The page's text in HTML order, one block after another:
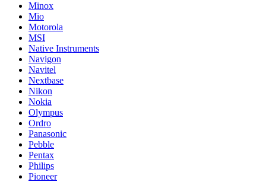
Minox
Mio
Motorola
MSI
Native Instruments
Navigon
Navitel
Nextbase
Nikon
Nokia
Olympus
Ordro
Panasonic
Pebble
Pentax
Philips
Pioneer